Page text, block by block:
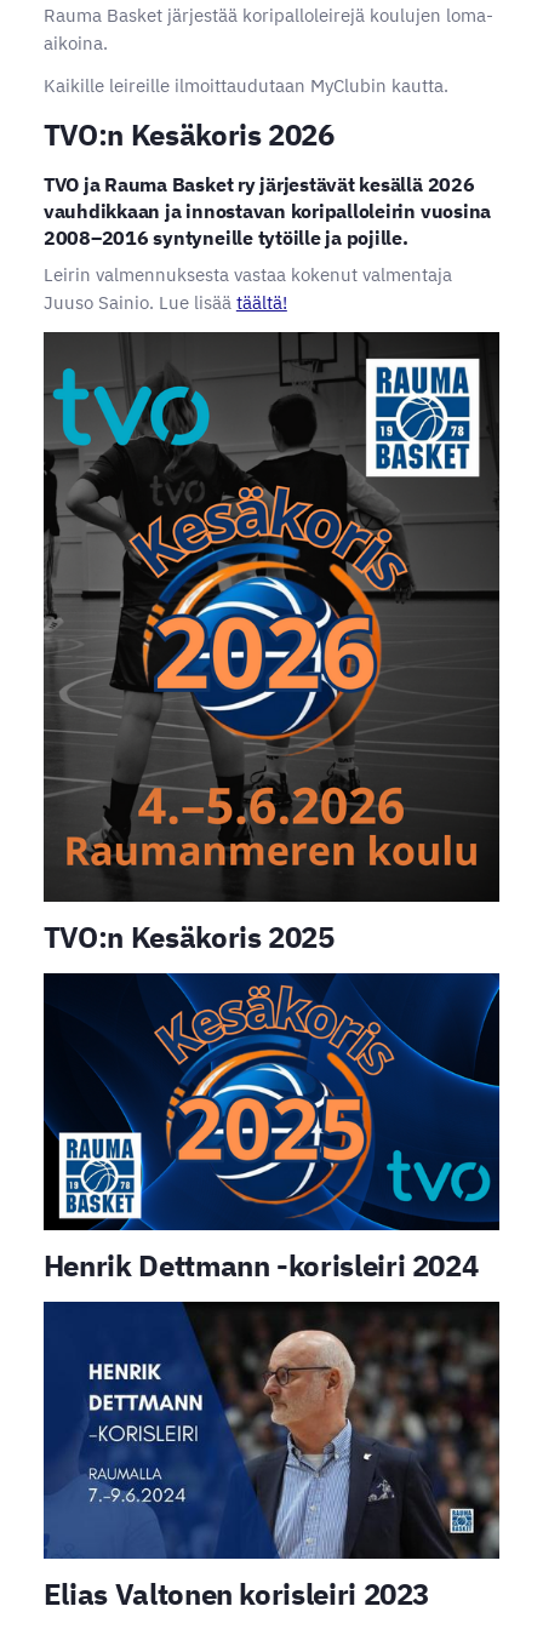
Rauma Basket järjestää koripalloleirejä koulujen loma-
aikoina.
Kaikille leireille ilmoittaudutaan MyClubin kautta.
TVO:n Kesäkoris 2026
TVO ja Rauma Basket ry järjestävät kesällä 2026
vauhdikkaan ja innostavan koripalloleirin vuosina
2008–2016 syntyneille tytöille ja pojille.
Leirin valmennuksesta vastaa kokenut valmentaja
Juuso Sainio. Lue lisää täältä!
TVO:n Kesäkoris 2025
Henrik Dettmann -korisleiri 2024
Elias Valtonen korisleiri 2023